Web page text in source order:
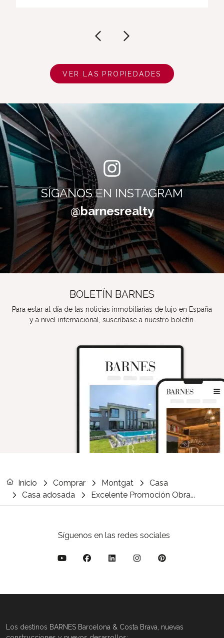
VER LAS PROPIEDADES
SÍGANOS EN INSTAGRAM
@barnesrealty
BOLETÍN BARNES
Para estar al día de las noticias inmobiliarias de lujo en España
y a nivel internacional, suscríbase a nuestro boletín.
Inicio Comprar Montgat
Casa
Casa adosada
Excelente Promoción Obra...
Síguenos en las redes sociales
Los destinos BARNES Barcelona & Costa Brava, nuevas